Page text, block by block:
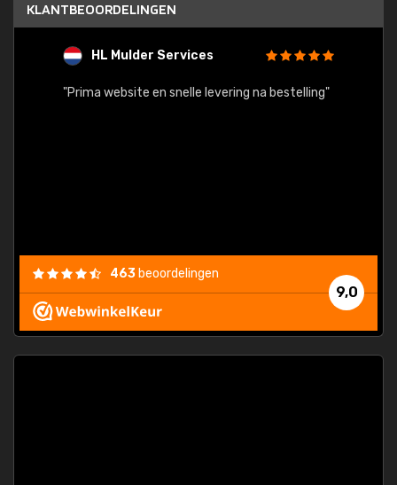
KLANTBEOORDELINGEN
HL Mulder Services
"Prima website en snelle levering na bestelling"
9,0
463 beoordelingen